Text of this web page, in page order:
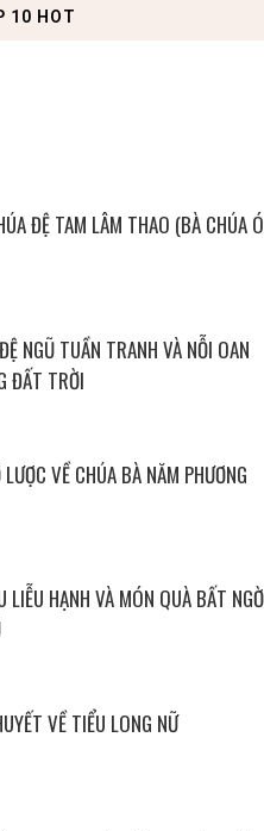
10 HOT
ĐỆ TAM LÂM THAO (BÀ CHÚA
NGŨ TUẦN TRANH VÀ NỖI OAN
ĐẤT TRỜI
VỀ CHÚA BÀ NĂM PHƯƠNG
LIỄU HẠNH VÀ MÓN QUÀ BẤT
VỀ TIỂU LONG NỮ